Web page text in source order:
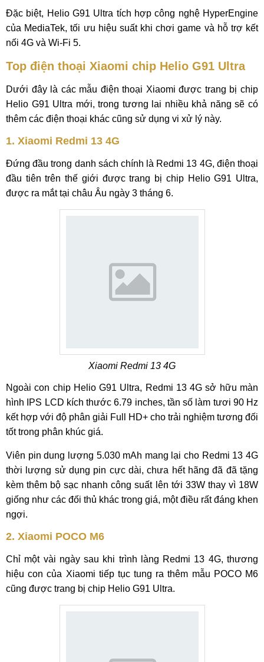
Đặc biệt, Helio G91 Ultra tích hợp công nghệ HyperEngine
của MediaTek, tối ưu hiệu suất khi chơi game và hỗ trợ kết
nối 4G và Wi-Fi 5.
Top điện thoại Xiaomi chip Helio G91 Ultra
Dưới đây là các mẫu điện thoại Xiaomi được trang bị chip
Helio G91 Ultra mới, trong tương lai nhiều khả năng sẽ có
thêm các điện thoại khác cũng sử dụng vi xử lý này.
1. Xiaomi Redmi 13 4G
Đứng đầu trong danh sách chính là Redmi 13 4G, điện thoại
đầu tiên trên thế giới được trang bị chip Helio G91 Ultra,
được ra mắt tại châu Âu ngày 3 tháng 6.
Xiaomi Redmi 13 4G
Ngoài con chip Helio G91 Ultra, Redmi 13 4G sở hữu màn
hình IPS LCD kích thước 6.79 inches, tần số làm tươi 90 Hz
kết hợp với độ phân giải Full HD+ cho trải nghiệm tương đối
tốt trong phân khúc giá.
Viên pin dung lượng 5.030 mAh mang lại cho Redmi 13 4G
thời lượng sử dụng pin cực dài, chưa hết hãng đã đã tặng
kèm thêm bộ sạc nhanh công suất lên tới 33W thay vì 18W
giống như các đối thủ khác trong giá, một điều rất đáng khen
ngợi.
2. Xiaomi POCO M6
Chỉ một vài ngày sau khi trình làng Redmi 13 4G, thương
hiệu con của Xiaomi tiếp tục tung ra thêm mẫu POCO M6
cũng được trang bị chip Helio G91 Ultra.